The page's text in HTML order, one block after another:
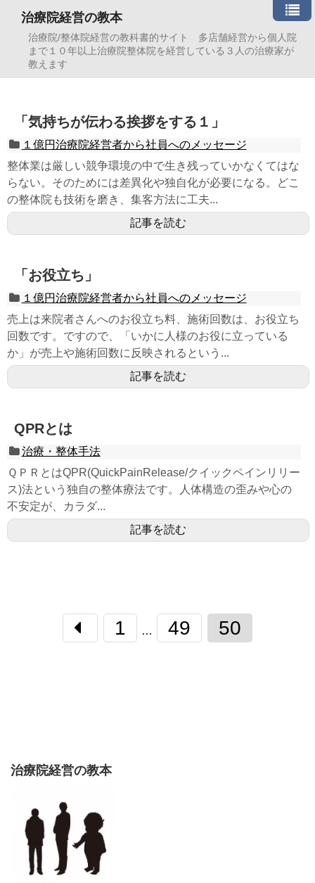
治療院経営の教本
治療院/整体院経営の教科書的サイト 多店舗経営から個人院
まで１０年以上治療院整体院を経営している３人の治療家が
教えます
「気持ちが伝わる挨拶をする１」
１億円治療院経営者から社員へのメッセージ
整体業は厳しい競争環境の中で生き残っていかなくてはな
らない。そのためには差異化や独自化が必要になる。どこ
の整体院も技術を磨き、集客方法に工夫...
記事を読む
「お役立ち」
１億円治療院経営者から社員へのメッセージ
売上は来院者さんへのお役立ち料、施術回数は、お役立ち
回数です。ですので、「いかに人様のお役に立っている
か」が売上や施術回数に反映されるという...
記事を読む
QPRとは
治療・整体手法
ＱＰＲとはQPR(QuickPainRelease/クイックペインリリー
ス)法という独自の整体療法です。人体構造の歪みや心の
不安定が、カラダ...
記事を読む
1 … 49 50
治療院経営の教本